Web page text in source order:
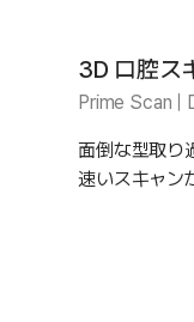
3D 口腔ス
Prime Scan |
面倒な型取り
速いスキャン